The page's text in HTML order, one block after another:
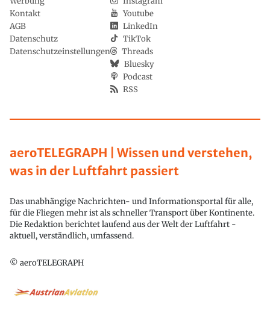
aeroTELEGRAPH | Wissen und verstehen,
was in der Luftfahrt passiert
Das unabhängige Nachrichten- und Informationsportal für alle,
für die Fliegen mehr ist als schneller Transport über Kontinente.
Die Redaktion berichtet laufend aus der Welt der Luftfahrt -
aktuell, verständlich, umfassend.
© aeroTELEGRAPH
Kontakt
AGB
Datenschutz
Datenschutzeinstellungen
Youtube
LinkedIn
TikTok
Threads
Bluesky
Podcast
RSS